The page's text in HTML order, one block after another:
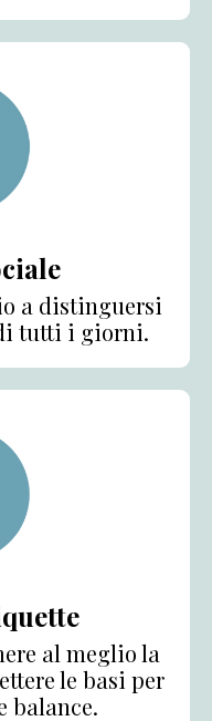
a distinguersi
tutti i giorni.
al meglio la
le basi per
balance.